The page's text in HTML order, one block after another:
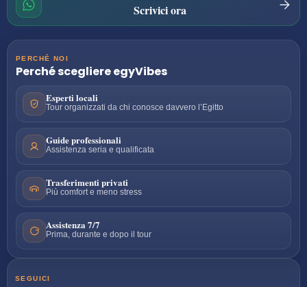
Scrivici ora
PERCHÉ NOI
Perché scegliereegyVibes
Esperti locali
Tour organizzati da chi conosce davvero l’Egitto
Guide professionali
Assistenza seria e qualificata
Trasferimenti privati
Più comfort e meno stress
Assistenza 7/7
Prima, durante e dopo il tour
SEGUICI